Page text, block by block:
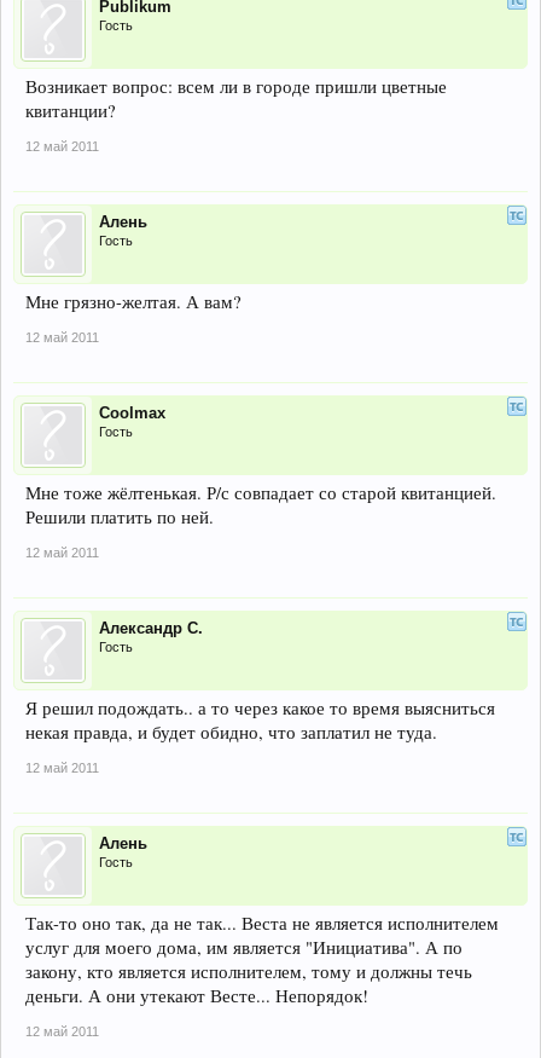
Publikum
Гость
Возникает вопрос: всем ли в городе пришли цветные
квитанции?
12 май 2011
Алень
Гость
Мне грязно-желтая. А вам?
12 май 2011
Coolmax
Гость
Мне тоже жёлтенькая. Р/с совпадает со старой квитанцией.
Решили платить по ней.
12 май 2011
Александр С.
Гость
Я решил подождать.. а то через какое то время выясниться
некая правда, и будет обидно, что заплатил не туда.
12 май 2011
Алень
Гость
Так-то оно так, да не так... Веста не является исполнителем
услуг для моего дома, им является "Инициатива". А по
закону, кто является исполнителем, тому и должны течь
деньги. А они утекают Весте... Непорядок!
12 май 2011